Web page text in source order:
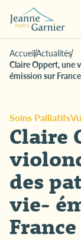
AccueilActualités
Claire Oppert, une
émission sur
Soins Palliatifs
Claire
des
vie-